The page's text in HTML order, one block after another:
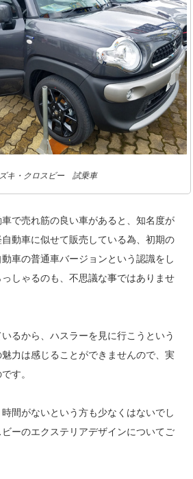
キ・クロスビー 試乗車
で売れ筋の良い車があると、知名度が
動車に似せて販売している為、初期の
車の普通車バージョンという認識をし
しゃるのも、不思議な事ではありませ
るから、ハスラーを見に行こうという
力は感じることができませんので、実
す。
間がないという方も少なくはないでし
ーのエクステリアデザインについてご